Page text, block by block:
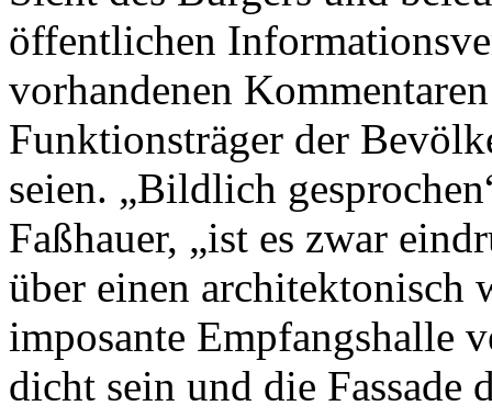
öffentlichen
vorhandenen
Funktionsträger der
seien. „Bildlich
Faßhauer, „ist es zwar
über einen architektonisch
imposante Empfangshalle
dicht sein und die